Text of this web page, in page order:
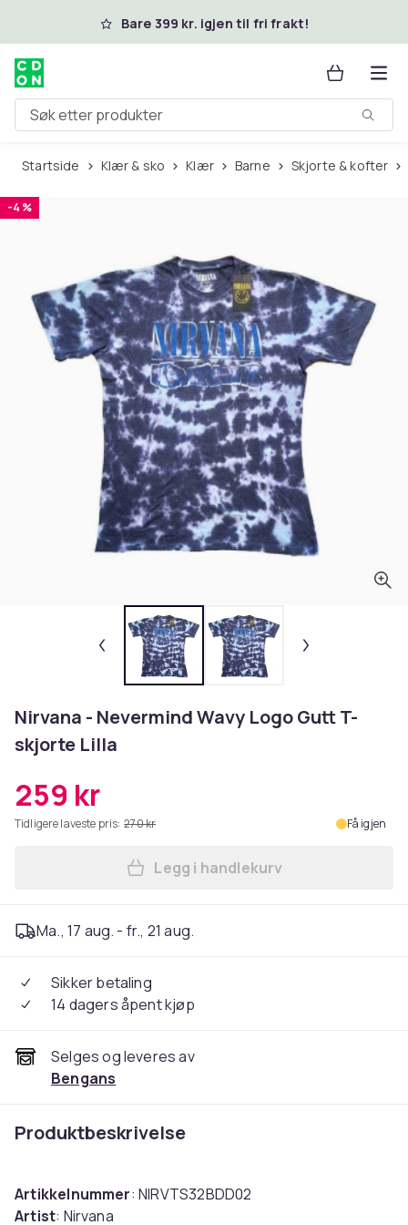
Hopp til hovedinnholdBare 399 kr. igjen til fri frakt!
Søk etter produkter
Startside Klær & sko Klær Barne Skjorte & kofter
-4 %
Nirvana - Nevermind Wavy Logo Gutt T-
skjorte Lilla
259 kr
Tidligere laveste pris: 270 kr Få igjen
Legg Nirvana - Nevermind
Legg i handlekurv
Ma., 17 aug. - fr., 21 aug.
Sikker betaling
14 dagers åpent kjøp
Selges og leveres av
Bengans
Produktbeskrivelse
Artikkelnummer: NIRVTS32BDD02
Artist: Nirvana